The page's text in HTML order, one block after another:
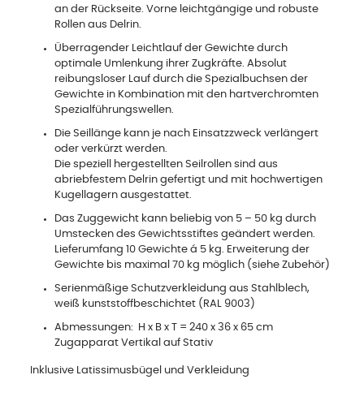
an der Rückseite. Vorne leichtgängige und robuste
Rollen aus Delrin.
Überragender Leichtlauf der Gewichte durch
optimale Umlenkung ihrer Zugkräfte. Absolut
reibungsloser Lauf durch die Spezialbuchsen der
Gewichte in Kombination mit den hartverchromten
Spezialführungswellen.
Die Seillänge kann je nach Einsatzzweck verlängert
oder verkürzt werden.
Die speziell hergestellten Seilrollen sind aus
abriebfestem Delrin gefertigt und mit hochwertigen
Kugellagern ausgestattet.
Das Zuggewicht kann beliebig von 5 – 50 kg durch
Umstecken des Gewichtsstiftes geändert werden.
Lieferumfang 10 Gewichte á 5 kg. Erweiterung der
Gewichte bis maximal 70 kg möglich (siehe Zubehör)
Serienmäßige Schutzverkleidung aus Stahlblech,
weiß kunststoffbeschichtet (RAL 9003)
Abmessungen: H x B x T = 240 x 36 x 65 cm
Zugapparat Vertikal auf Stativ
Inklusive Latissimusbügel und Verkleidung